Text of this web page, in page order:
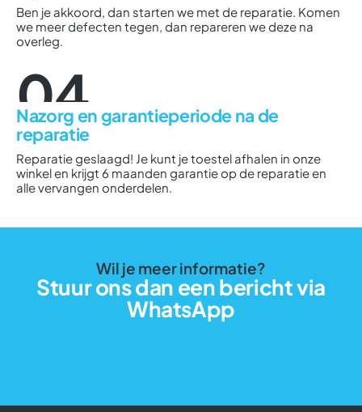
Ben je akkoord, dan starten we met de reparatie. Komen
we meer defecten tegen, dan repareren we deze na
overleg.
04
Nazorg en garantieperiode na de
reparatie
Reparatie geslaagd! Je kunt je toestel afhalen in onze
winkel en krijgt 6 maanden garantie op de reparatie en
alle vervangen onderdelen.
Wil je meer informatie?
Stuur ons dan een bericht via
WhatsApp